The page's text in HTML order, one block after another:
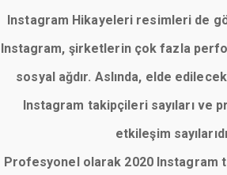
Instagram Hikayeleri resimleri de
Instagram, şirketlerin çok fazla
sosyal ağdır. Aslında, elde
Instagram takipçileri sayıları ve
etkileşim
Profesyonel olarak 2020 Instagram